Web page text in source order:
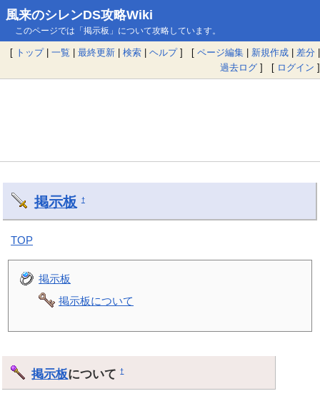
風来のシレンDS攻略Wiki
このページでは「掲示板」について攻略しています。
[ トップ| 一覧 | 最終更新 | 検索 | ヘルプ] [ ページ編集 | 新規作成 | 差分 |
過去ログ ] [ ログイン ]
掲示板 †
TOP
掲示板
掲示板について
掲示板について†